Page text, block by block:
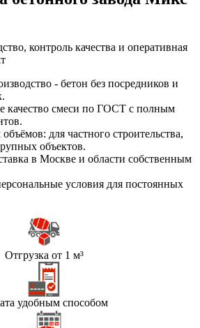
контроль качества и оперативная
- бетон без посредников и
качество смеси по ГОСТ с полным
для частного строительства,
объектов.
в Москве и области собственным
условия для постоянных
Отгрузка от 1 м³
удобным способом